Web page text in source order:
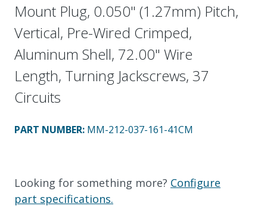
Mount Plug, 0.050" (1.27mm) Pitch,
Vertical, Pre-Wired Crimped,
Aluminum Shell, 72.00" Wire
Length, Turning Jackscrews, 37
Circuits
PART NUMBER: MM-212-037-161-41CM
Looking for something more? Configure
part specifications.